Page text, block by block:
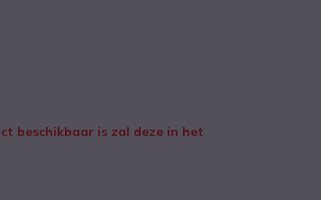
beschikbaar is zal deze in het